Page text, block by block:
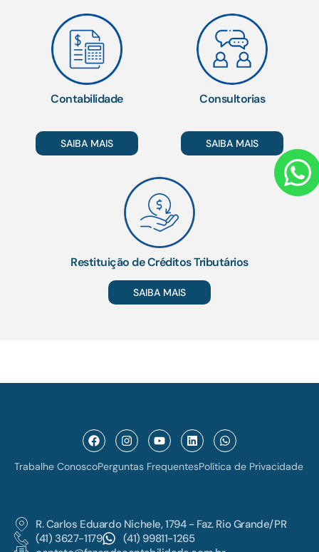
Contabilidade
SAIBA MAIS
Consultorias
SAIBA MAIS
Restituição de Créditos Tributários
SAIBA MAIS
Trabalhe ConoscoPerguntas FrequentesPolítica de Privacidade
R. Carlos Eduardo Nichele, 1794 - Faz. Rio Grande/PR
(41) 3627-1179
(41) 99811-1265